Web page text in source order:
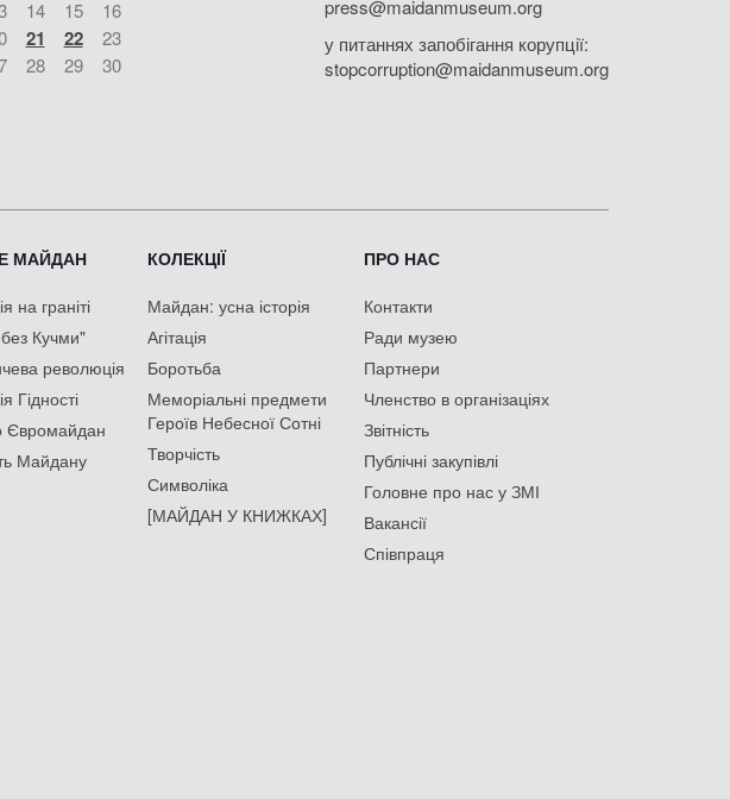
14 15
16
21 22
23
28 29
30
press@maidanmuseum.org
у питаннях запобігання корупції:
stopcorruption@maidanmuseum.org
МАЙДАН
на граніті
Кучми"
революція
Гідності
Євромайдан
Майдану
КОЛЕКЦІЇ
Майдан: усна історія
Агітація
Боротьба
Меморіальні предмети
Героїв Небесної Сотні
Творчість
Символіка
[МАЙДАН У КНИЖКАХ]
ПРО НАС
Контакти
Ради музею
Партнери
Членство в організаціях
Звітність
Публічні закупівлі
Головне про нас у ЗМІ
Вакансії
Співпраця